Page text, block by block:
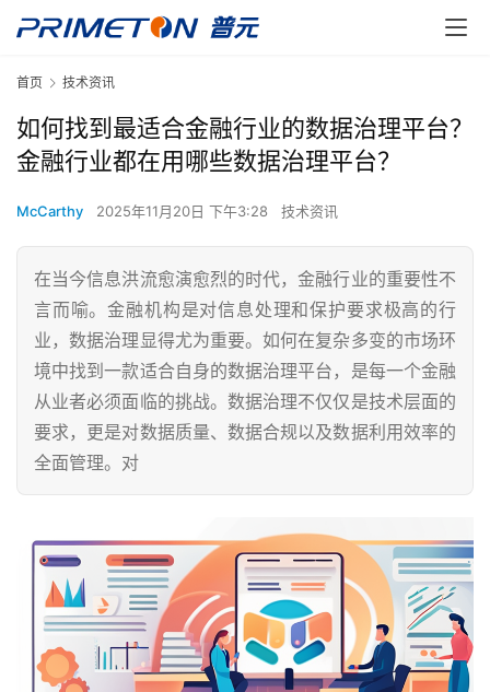
首页 技术资讯
如何找到最适合金融行业的数据治理平台？
金融行业都在用哪些数据治理平台？
McCarthy 2025年11月20日 下午3:28 技术资讯
在当今信息洪流愈演愈烈的时代，金融行业的重要性不
言而喻。金融机构是对信息处理和保护要求极高的行
业，数据治理显得尤为重要。如何在复杂多变的市场环
境中找到一款适合自身的数据治理平台，是每一个金融
从业者必须面临的挑战。数据治理不仅仅是技术层面的
要求，更是对数据质量、数据合规以及数据利用效率的
全面管理。对